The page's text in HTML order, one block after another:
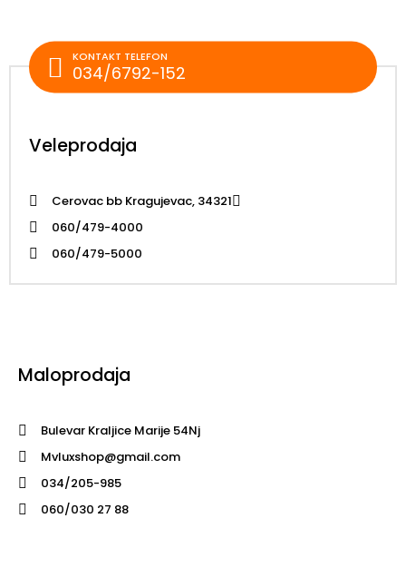
KONTAKT TELEFON
034/6792-152
Veleprodaja
Cerovac bb Kragujevac, 34321
060/479-4000
060/479-5000
Maloprodaja
Bulevar Kraljice Marije 54Nj
Mvluxshop@gmail.com
034/205-985
060/030 27 88